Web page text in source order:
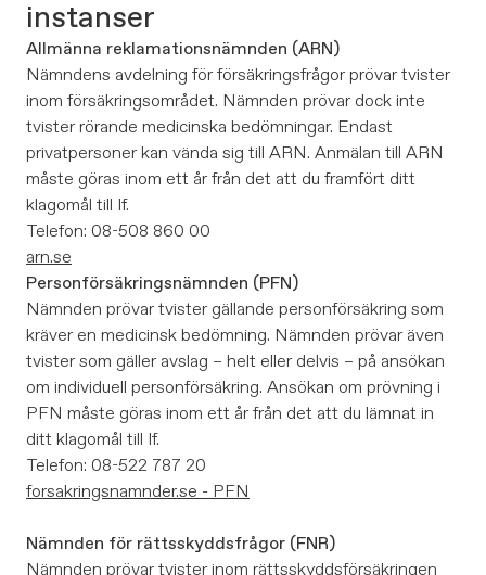
instanser
Allmänna reklamationsnämnden (ARN)
Nämndens avdelning för försäkringsfrågor prövar tvister
inom försäkringsområdet. Nämnden prövar dock inte
tvister rörande medicinska bedömningar. Endast
privatpersoner kan vända sig till ARN. Anmälan till ARN
måste göras inom ett år från det att du framfört ditt
klagomål till If.
Telefon: 08-508 860 00
arn.se
Personförsäkringsnämnden (PFN)
Nämnden prövar tvister gällande personförsäkring som
kräver en medicinsk bedömning. Nämnden prövar även
tvister som gäller avslag – helt eller delvis – på ansökan
om individuell personförsäkring. Ansökan om prövning i
PFN måste göras inom ett år från det att du lämnat in
ditt klagomål till If.
Telefon: 08-522 787 20
forsakringsnamnder.se - PFN
Nämnden för rättsskyddsfrågor (FNR)
Nämnden prövar tvister inom rättsskyddsförsäkringen